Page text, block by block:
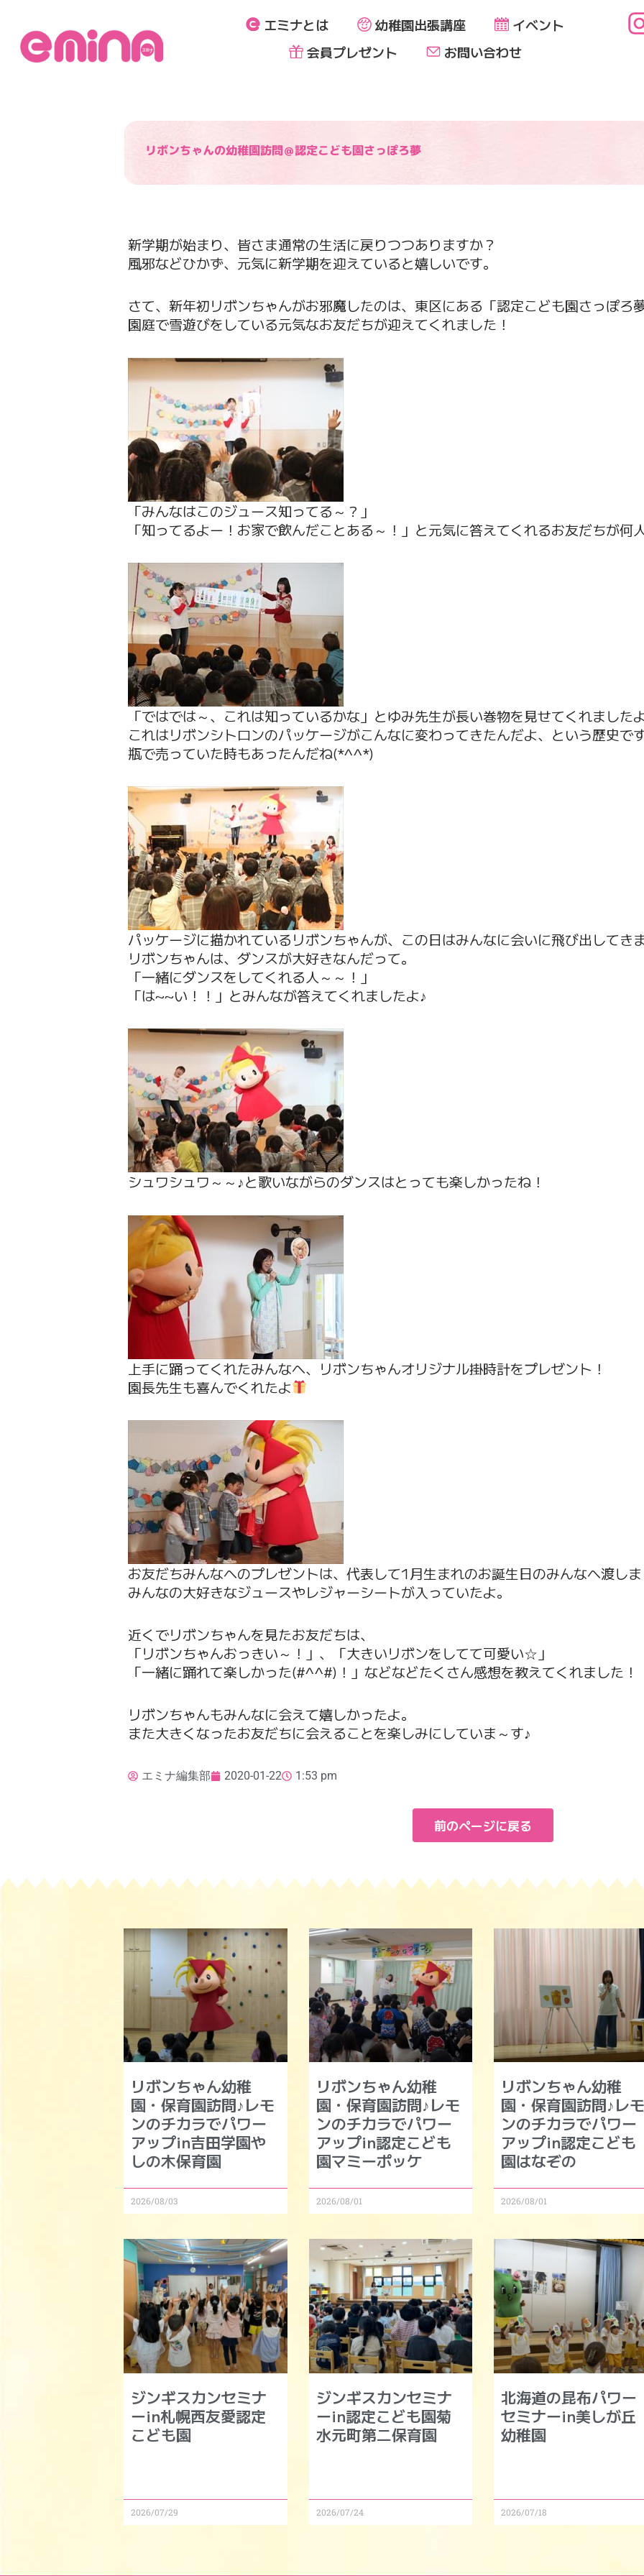
エミナとは 幼稚園出張講座
イベント
会員プレゼント
お問い合わせ
リボンちゃんの幼稚園訪問＠認定こども園さっぽろ夢
新学期が始まり、皆さま通常の生活に戻りつつありますか？
風邪などひかず、元気に新学期を迎えていると嬉しいです。
さて、新年初リボンちゃんがお邪魔したのは、東区にある「認定こども園さっぽろ
園庭で雪遊びをしている元気なお友だちが迎えてくれました！
「みんなはこのジュース知ってる～？」
「知ってるよー！お家で飲んだことある～！」と元気に答えてくれるお友だちが何
「ではでは～、これは知っているかな」とゆみ先生が長い巻物を見せてくれました
これはリボンシトロンのパッケージがこんなに変わってきたんだよ、という歴史で
瓶で売っていた時もあったんだね(*^^*)
パッケージに描かれているリボンちゃんが、この日はみんなに会いに飛び出してき
リボンちゃんは、ダンスが大好きなんだって。
「一緒にダンスをしてくれる人～～！」
「は~~い！！」とみんなが答えてくれましたよ♪
シュワシュワ～～♪と歌いながらのダンスはとっても楽しかったね！
上手に踊ってくれたみんなへ、リボンちゃんオリジナル掛時計をプレゼント！
園長先生も喜んでくれたよ
お友だちみんなへのプレゼントは、代表して1月生まれのお誕生日のみんなへ渡し
みんなの大好きなジュースやレジャーシートが入っていたよ。
近くでリボンちゃんを見たお友だちは、
「リボンちゃんおっきい～！」、「大きいリボンをしてて可愛い☆」
「一緒に踊れて楽しかった(#^^#)！」などなどたくさん感想を教えてくれました！
リボンちゃんもみんなに会えて嬉しかったよ。
また大きくなったお友だちに会えることを楽しみにしていま～す♪
エミナ編集部 2020-01-22 1:53 pm
前のページに戻る
リボンちゃん幼稚
園・保育園訪問♪レモ
ンのチカラでパワー
アップin吉田学園や
しの木保育園
2026/08/03
リボンちゃん幼稚
園・保育園訪問♪レモ
ンのチカラでパワー
アップin認定こども
園マミーポッケ
2026/08/01
リボンちゃん幼稚
園・保育園訪問♪レモ
ンのチカラでパワー
アップin認定こども
園はなぞの
2026/08/01
ジンギスカンセミナ
ーin札幌西友愛認定
こども園
2026/07/29
ジンギスカンセミナ
ーin認定こども園菊
水元町第二保育園
2026/07/24
北海道の昆布パワー
セミナーin美しが丘
幼稚園
2026/07/18